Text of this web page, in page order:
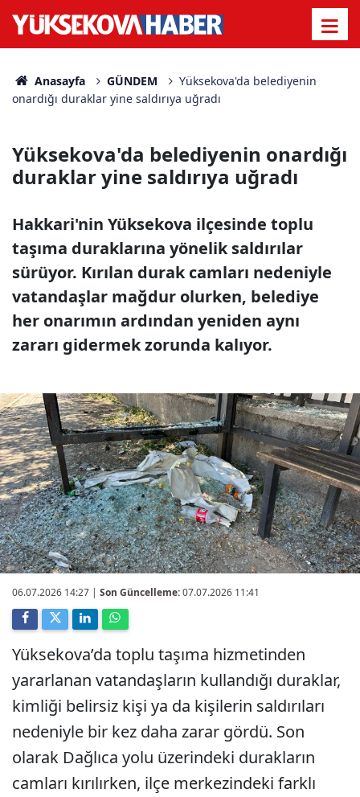
Anasayfa GÜNDEM
Yüksekova'da belediyenin
onardığı duraklar yine saldırıya uğradı
Yüksekova'da belediyenin onardığı
duraklar yine saldırıya uğradı
Hakkari'nin Yüksekova ilçesinde toplu
taşıma duraklarına yönelik saldırılar
sürüyor. Kırılan durak camları nedeniyle
vatandaşlar mağdur olurken, belediye
her onarımın ardından yeniden aynı
zararı gidermek zorunda kalıyor.
06.07.2026 14:27 | Son Güncelleme:07.07.2026 11:41
Yüksekova’da toplu taşıma hizmetinden
yararlanan vatandaşların kullandığı duraklar,
kimliği belirsiz kişi ya da kişilerin saldırıları
nedeniyle bir kez daha zarar gördü. Son
olarak Dağlıca yolu üzerindeki durakların
camları kırılırken, ilçe merkezindeki farklı